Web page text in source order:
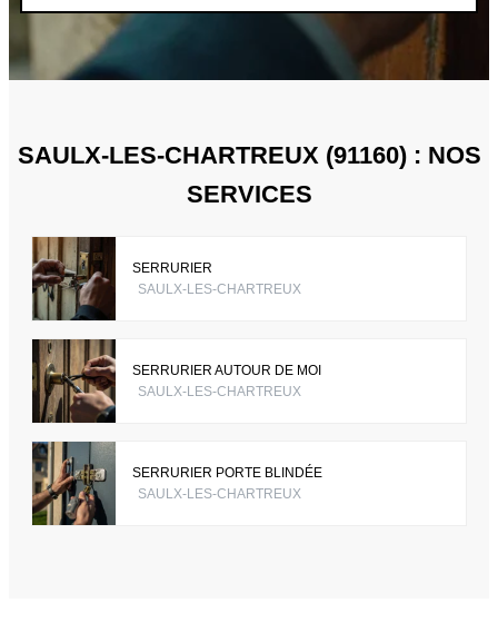
SAULX-LES-CHARTREUX (91160) : NOS
SERVICES
SERRURIER
SAULX-LES-CHARTREUX
SERRURIER AUTOUR DE MOI
SAULX-LES-CHARTREUX
SERRURIER PORTE BLINDÉE
SAULX-LES-CHARTREUX